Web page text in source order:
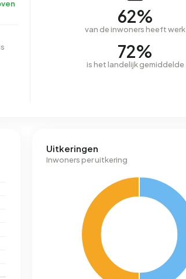
62%
van de inwoners heeft werk
72%
is het landelijk gemiddelde
Uitkeringen
Inwoners per uitkering